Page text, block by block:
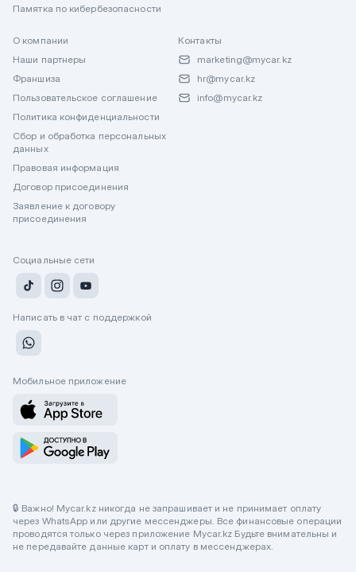
Памятка по кибербезопасности
О компании
Наши партнеры
Франшиза
Пользовательское соглашение
Политика конфиденциальности
Сбор и обработка персональных
данных
Правовая информация
Договор присоединения
Заявление к договору
присоединения
Контакты
marketing@mycar.kz
hr@mycar.kz
info@mycar.kz
Социальные сети
Написать в чат с поддержкой
Мобильное приложение
🔒 Важно! Mycar.kz никогда не запрашивает и не принимает оплату
через WhatsApp или другие мессенджеры. Все финансовые операции
проводятся только через приложение Mycar.kz Будьте внимательны и
не передавайте данные карт и оплату в мессенджерах.